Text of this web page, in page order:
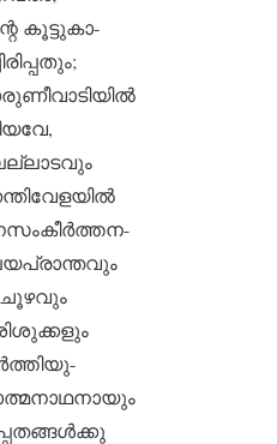
കൂട്ടുകാ-
ചൂഴവും